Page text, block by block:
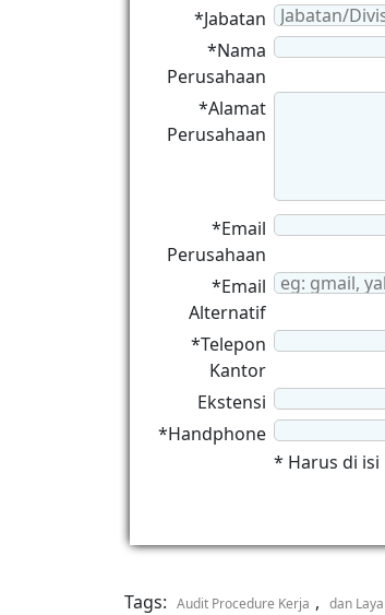
*Jabatan
*Nama
Perusahaan
*Alamat
Perusahaan
*Email
Perusahaan
*Email
Alternatif
*Telepon
Kantor
Ekstensi
*Handphone
* Harus di isi
Tags: Audit Procedure Kerja , dan